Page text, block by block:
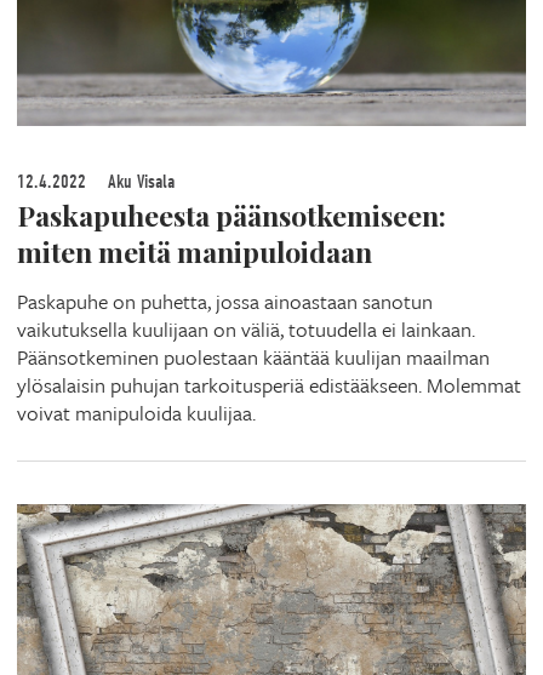
12.4.2022 Aku Visala
Paskapuheesta päänsotkemiseen:
miten meitä manipuloidaan
Paskapuhe on puhetta, jossa ainoastaan sanotun
vaikutuksella kuulijaan on väliä, totuudella ei lainkaan.
Päänsotkeminen puolestaan kääntää kuulijan maailman
ylösalaisin puhujan tarkoitusperiä edistääkseen. Molemmat
voivat manipuloida kuulijaa.